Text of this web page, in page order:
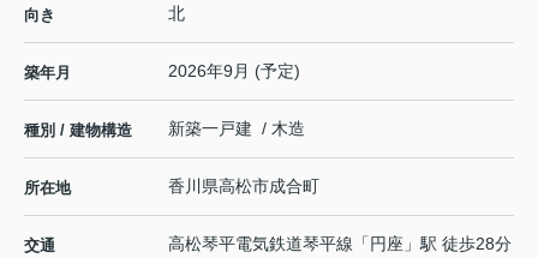
向き 北
築年月 2026年9月 (予定)
種別 / 建物構造 新築一戸建 / 木造
所在地 香川県高松市成合町
交通 高松琴平電気鉄道琴平線 「円座 」駅 徒歩28分